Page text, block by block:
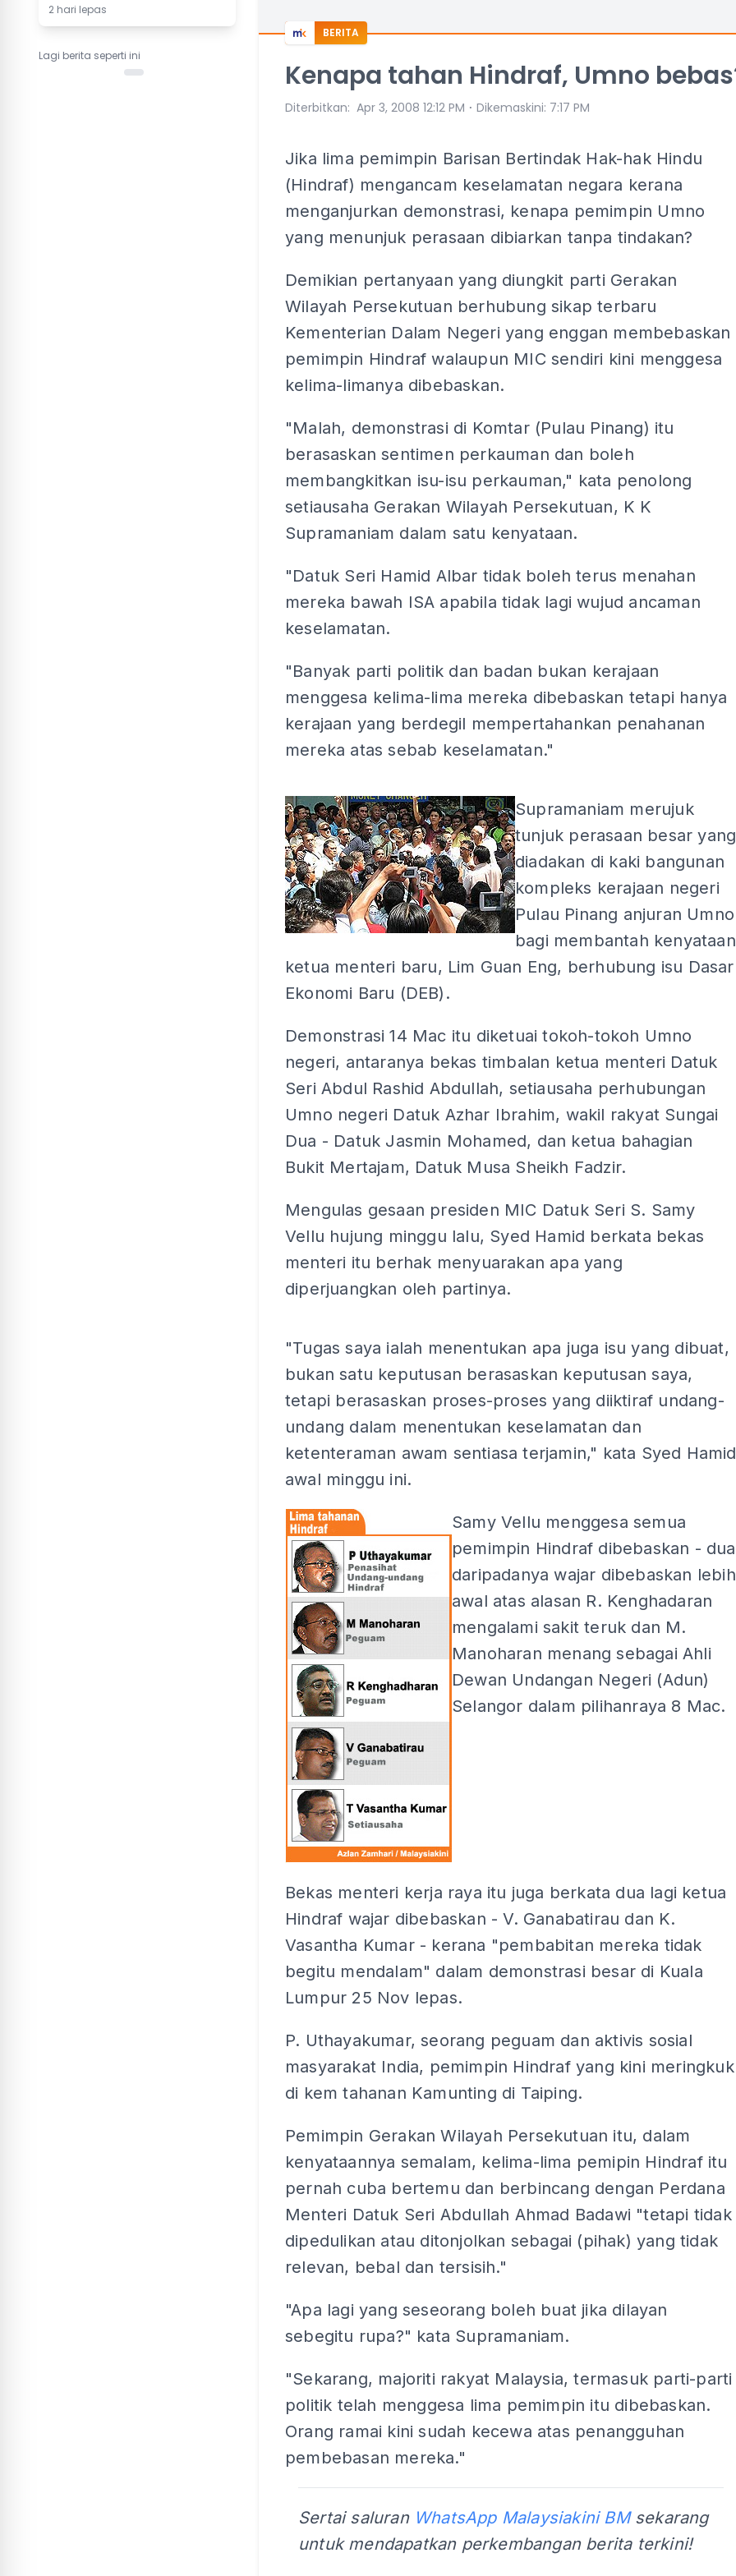
2 hari lepas
Lagi berita seperti ini
BERITA
Kenapa tahan Hindraf, Umno
Diterbitkan: Apr 3, 2008 12:12 PM ⋅ Dikemaskini: 7:17 PM
Jika lima pemimpin Barisan Bertindak Hak-hak Hindu
(Hindraf) mengancam keselamatan negara kerana
menganjurkan demonstrasi, kenapa pemimpin Umno
yang menunjuk perasaan dibiarkan tanpa tindakan?
Demikian pertanyaan yang diungkit parti Gerakan
Wilayah Persekutuan berhubung sikap terbaru
Kementerian Dalam Negeri yang enggan membebaskan
pemimpin Hindraf walaupun MIC sendiri kini menggesa
kelima-limanya dibebaskan.
"Malah, demonstrasi di Komtar (Pulau Pinang) itu
berasaskan sentimen perkauman dan boleh
membangkitkan isu-isu perkauman," kata penolong
setiausaha Gerakan Wilayah Persekutuan, K K
Supramaniam dalam satu kenyataan.
"Datuk Seri Hamid Albar tidak boleh terus menahan
mereka bawah ISA apabila tidak lagi wujud ancaman
keselamatan.
"Banyak parti politik dan badan bukan kerajaan
menggesa kelima-lima mereka dibebaskan tetapi hanya
kerajaan yang berdegil mempertahankan penahanan
mereka atas sebab keselamatan."
Supramaniam merujuk
tunjuk perasaan besar yang
diadakan di kaki bangunan
kompleks kerajaan negeri
Pulau Pinang anjuran Umno
bagi membantah kenyataan
ketua menteri baru, Lim Guan Eng, berhubung isu Dasar
Ekonomi Baru (DEB).
Demonstrasi 14 Mac itu diketuai tokoh-tokoh Umno
negeri, antaranya bekas timbalan ketua menteri Datuk
Seri Abdul Rashid Abdullah, setiausaha perhubungan
Umno negeri Datuk Azhar Ibrahim, wakil rakyat Sungai
Dua - Datuk Jasmin Mohamed, dan ketua bahagian
Bukit Mertajam, Datuk Musa Sheikh Fadzir.
Mengulas gesaan presiden MIC Datuk Seri S. Samy
Vellu hujung minggu lalu, Syed Hamid berkata bekas
menteri itu berhak menyuarakan apa yang
diperjuangkan oleh partinya.
"Tugas saya ialah menentukan apa juga isu yang dibuat,
bukan satu keputusan berasaskan keputusan saya,
tetapi berasaskan proses-proses yang diiktiraf undang-
undang dalam menentukan keselamatan dan
ketenteraman awam sentiasa terjamin," kata Syed Hamid
awal minggu ini.
Samy Vellu menggesa semua
pemimpin Hindraf dibebaskan - dua
daripadanya wajar dibebaskan lebih
awal atas alasan R. Kenghadaran
mengalami sakit teruk dan M.
Manoharan menang sebagai Ahli
Dewan Undangan Negeri (Adun)
Selangor dalam pilihanraya 8 Mac.
Bekas menteri kerja raya itu juga berkata dua lagi ketua
Hindraf wajar dibebaskan - V. Ganabatirau dan K.
Vasantha Kumar - kerana "pembabitan mereka tidak
begitu mendalam" dalam demonstrasi besar di Kuala
Lumpur 25 Nov lepas.
P. Uthayakumar, seorang peguam dan aktivis sosial
masyarakat India, pemimpin Hindraf yang kini meringkuk
di kem tahanan Kamunting di Taiping.
Pemimpin Gerakan Wilayah Persekutuan itu, dalam
kenyataannya semalam, kelima-lima pemipin Hindraf itu
pernah cuba bertemu dan berbincang dengan Perdana
Menteri Datuk Seri Abdullah Ahmad Badawi "tetapi tidak
dipedulikan atau ditonjolkan sebagai (pihak) yang tidak
relevan, bebal dan tersisih."
"Apa lagi yang seseorang boleh buat jika dilayan
sebegitu rupa?" kata Supramaniam.
"Sekarang, majoriti rakyat Malaysia, termasuk parti-parti
politik telah menggesa lima pemimpin itu dibebaskan.
Orang ramai kini sudah kecewa atas penangguhan
pembebasan mereka."
Sertai saluran WhatsApp Malaysiakini BMsekarang
untuk mendapatkan perkembangan berita terkini!